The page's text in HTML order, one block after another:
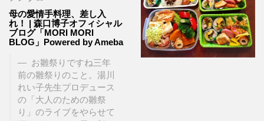
母の愛情手料理、差し入
れ！ | 森口博子オフィシャル
ブログ「MORI MORI
BLOG」Powered by Ameba
お雛祭りですね三年
前の雛祭りのこと。湯川
れい子先生プロデュース
の「大人のための雛祭
り」のライブをやらせて